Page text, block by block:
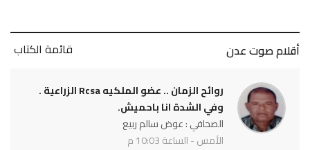
أقلام صوت عدن قائمة الكتاب
روائح الزمان .. عضو الملكيه Rcsa الزراعية .
وفي الشدة انا باحميش.
الصحافي : عوض سالم ربيع
الأمس - الساعة 10:03 م